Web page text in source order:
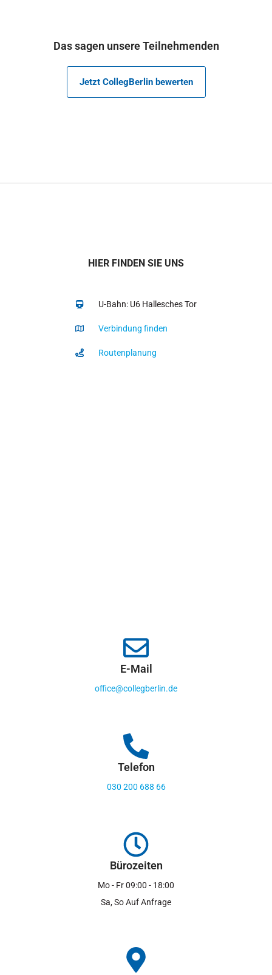
Das sagen unsere Teilnehmenden
Jetzt CollegBerlin bewerten
HIER FINDEN SIE UNS
U-Bahn: U6 Hallesches Tor
Verbindung finden
Routenplanung
E-Mail
office@collegberlin.de
Telefon
030 200 688 66
Bürozeiten
Mo - Fr 09:00 - 18:00
Sa, So Auf Anfrage